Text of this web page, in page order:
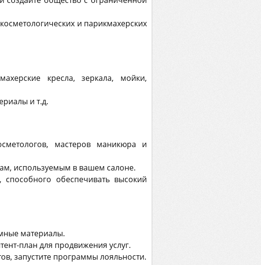
и парикмахерских
кресла, зеркала, мойки,
и т.д.
мастеров маникюра и
используемым в вашем салоне.
обеспечивать высокий
материалы.
план для продвижения услуг.
запустите программы лояльности.